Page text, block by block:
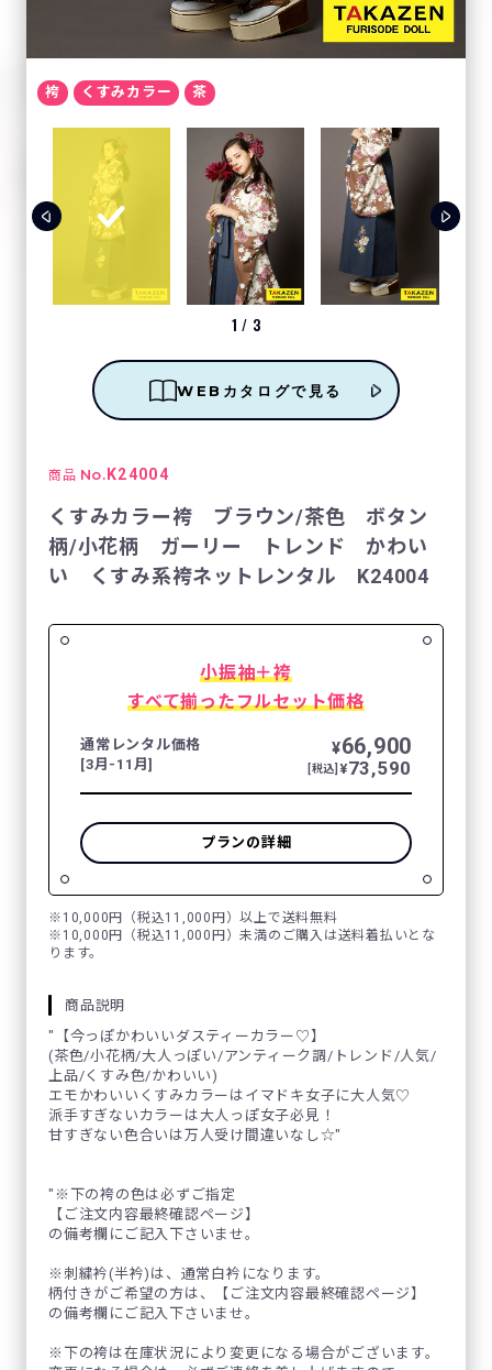
袴 くすみカラー 茶
1 / 3
WEBカタログで見る
商品 No. K24004
くすみカラー袴 ブラウン/茶色 ボタン
柄/小花柄 ガーリー トレンド かわい
い くすみ系袴ネットレンタル K24004
小振袖＋袴
すべて揃ったフルセット価格
通常レンタル価格
[3月-11月]
¥66,900
[税込] ¥73,590
プランの詳細
※10,000円（税込11,000円）以上で送料無料
※10,000円（税込11,000円）未満のご購入は送料着払いとな
ります。
商品説明
"【今っぽかわいいダスティーカラー♡】
(茶色/小花柄/大人っぽい/アンティーク調/トレンド/人気/
上品/くすみ色/かわいい)
エモかわいいくすみカラーはイマドキ女子に大人気♡
派手すぎないカラーは大人っぽ女子必見！
甘すぎない色合いは万人受け間違いなし☆"
"※下の袴の色は必ずご指定
【ご注文内容最終確認ページ】
の備考欄にご記入下さいませ。
※刺繍衿(半衿)は、通常白衿になります。
柄付きがご希望の方は、【ご注文内容最終確認ページ】
の備考欄にご記入下さいませ。
※下の袴は在庫状況により変更になる場合がございます。